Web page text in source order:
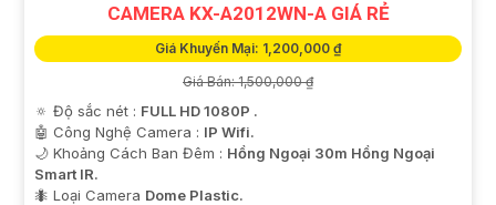
CAMERA KX-A2012WN-A GIÁ RẺ
Giá Khuyến Mại: 1,200,000 ₫
Giá Bán: 1,500,000 ₫
🔅 Độ sắc nét : FULL HD 1080P .
🤖️ Công Nghệ Camera : IP Wifi.
🌙 Khoảng Cách Ban Đêm : Hồng Ngoại 30m Hồng Ngoại
Smart IR.
🐜 Loại Camera Dome Plastic.